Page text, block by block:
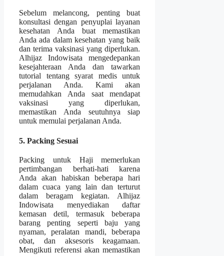
Sebelum melancong, penting buat
konsultasi dengan penyuplai layanan
kesehatan Anda buat memastikan
Anda ada dalam kesehatan yang baik
dan terima vaksinasi yang diperlukan.
Alhijaz Indowisata mengedepankan
kesejahteraan Anda dan tawarkan
tutorial tentang syarat medis untuk
perjalanan Anda. Kami akan
memudahkan Anda saat mendapat
vaksinasi yang diperlukan,
memastikan Anda seutuhnya siap
untuk memulai perjalanan Anda.
5. Packing Sesuai
Packing untuk Haji memerlukan
pertimbangan berhati-hati karena
Anda akan habiskan beberapa hari
dalam cuaca yang lain dan terturut
dalam beragam kegiatan. Alhijaz
Indowisata menyediakan daftar
kemasan detil, termasuk beberapa
barang penting seperti baju yang
nyaman, peralatan mandi, beberapa
obat, dan aksesoris keagamaan.
Mengikuti referensi akan memastikan